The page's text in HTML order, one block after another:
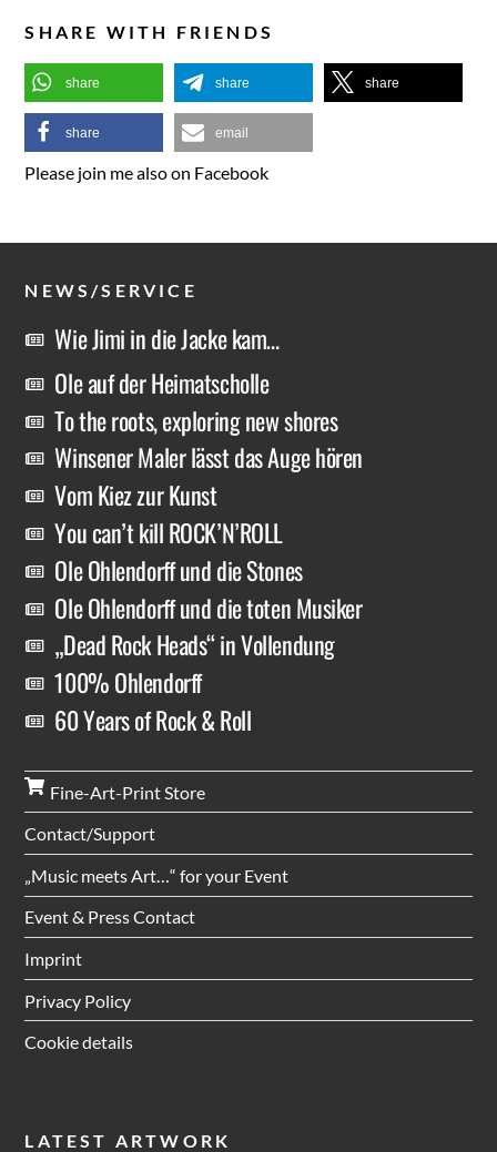
SHARE WITH FRIENDS
share share share
share email
Please join me also on Facebook
NEWS/SERVICE
Wie Jimi in die Jacke kam…
Ole auf der Heimatscholle
To the roots, exploring new shores
Winsener Maler lässt das Auge hören
Vom Kiez zur Kunst
You can’t kill ROCK’N’ROLL
Ole Ohlendorff und die Stones
Ole Ohlendorff und die toten Musiker
„Dead Rock Heads“ in Vollendung
100% Ohlendorff
60 Years of Rock & Roll
Fine-Art-Print Store
Contact/Support
„Music meets Art…“ for your Event
Event & Press Contact
Imprint
Privacy Policy
Cookie details
LATEST ARTWORK